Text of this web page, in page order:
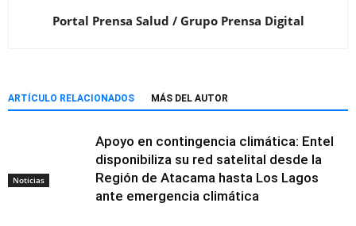
Portal Prensa Salud / Grupo Prensa Digital
ARTÍCULO RELACIONADOS MÁS DEL AUTOR
Noticias
Apoyo en contingencia climática: Entel
disponibiliza su red satelital desde la
Región de Atacama hasta Los Lagos
ante emergencia climática